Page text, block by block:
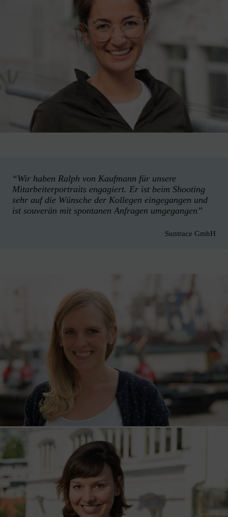
“Wir haben Ralph von Kaufmann für unsere
Mitarbeiterportraits engagiert. Er ist beim Shooting
sehr auf die Wünsche der Kollegen eingegangen und
ist souverän mit spontanen Anfragen umgegangen”
Suntrace GmbH